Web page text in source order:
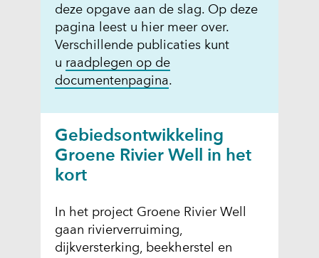
deze opgave aan de slag. Op deze
pagina leest u hier meer over.
Verschillende publicaties kunt
u raadplegen op de
documentenpagina.
Gebiedsontwikkeling
Groene Rivier Well in het
kort
In het project Groene Rivier Well
gaan rivierverruiming,
dijkversterking, beekherstel en